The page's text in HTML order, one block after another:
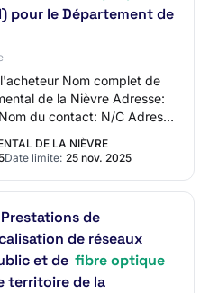
pour le Département de
Nom complet de
de la Nièvre Adresse:
du contact: N/C Adresse
de té…
DE LA NIÈVRE
Date limite: 25 nov. 2025
de
de réseaux
et de fibre optique
territoire de la